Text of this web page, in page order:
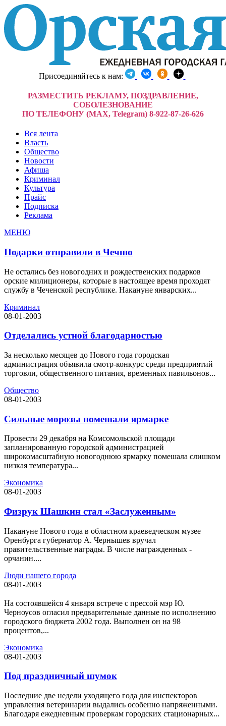
Присоединяйтесь к нам:
РАЗМЕСТИТЬ РЕКЛАМУ, ПОЗДРАВЛЕНИЕ,
СОБОЛЕЗНОВАНИЕ
ПО ТЕЛЕФОНУ (MAX, Telegram) 8-922-87-26-626
Вся лента
Власть
Общество
Новости
Афиша
Криминал
Культура
Прайс
Подписка
Реклама
МЕНЮ
Подарки отправили в Чечню
Не остались без новогодних и рождественских подарков
орские милиционеры, которые в настоящее время проходят
службу в Чеченской республике. Накануне январских...
Криминал
08-01-2003
Отделались устной благодарностью
За несколько месяцев до Нового года городская
администрация объявила смотр-конкурс среди предприятий
торговли, общественного питания, временных павильонов...
Общество
08-01-2003
Сильные морозы помешали ярмарке
Провести 29 декабря на Комсомольской площади
запланированную городской администрацией
широкомасштабную новогоднюю ярмарку помешала слишком
низкая температура...
Экономика
08-01-2003
Физрук Шашкин стал «Заслуженным»
Накануне Нового года в областном краеведческом музее
Оренбурга губернатор А. Чернышев вручал
правительственные награды. В числе награжденных -
орчанин....
Люди нашего города
08-01-2003
На состоявшейся 4 января встрече с прессой мэр Ю.
Черноусов огласил предварительные данные по исполнению
городского бюджета 2002 года. Выполнен он на 98
процентов,...
Экономика
08-01-2003
Под праздничный шумок
Последние две недели уходящего года для инспекторов
управления ветеринарии выдались особенно напряженными.
Благодаря ежедневным проверкам городских стационарных...